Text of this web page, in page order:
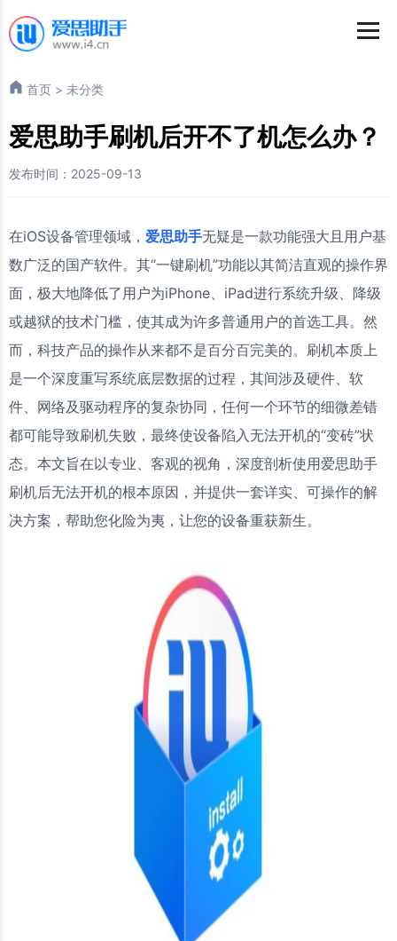
首页 > 未分类
爱思助手刷机后开不了机怎么办？
发布时间：2025-09-13
在iOS设备管理领域， 爱思助手无疑是一款功能强大且用户基
数广泛的国产软件。其“一键刷机”功能以其简洁直观的操作界
面，极大地降低了用户为iPhone、iPad进行系统升级、降级
或越狱的技术门槛，使其成为许多普通用户的首选工具。然
而，科技产品的操作从来都不是百分百完美的。刷机本质上
是一个深度重写系统底层数据的过程，其间涉及硬件、软
件、网络及驱动程序的复杂协同，任何一个环节的细微差错
都可能导致刷机失败，最终使设备陷入无法开机的“变砖”状
态。本文旨在以专业、客观的视角，深度剖析使用爱思助手
刷机后无法开机的根本原因，并提供一套详实、可操作的解
决方案，帮助您化险为夷，让您的设备重获新生。